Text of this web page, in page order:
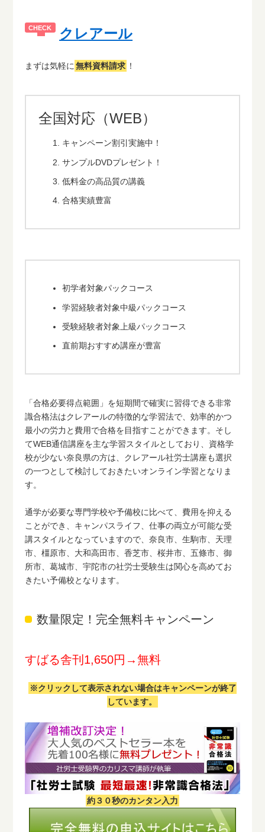
クレアール
まずは気軽に 無料資料請求 ！
全国対応（WEB）
キャンペーン割引実施中！
サンプルDVDプレゼント！
低料金の高品質の講義
合格実績豊富
初学者対象パックコース
学習経験者対象中級パックコース
受験経験者対象上級パックコース
直前期おすすめ講座が豊富
「合格必要得点範囲」を短期間で確実に習得できる非常
識合格法はクレアールの特徴的な学習法で、効率的かつ
最小の労力と費用で合格を目指すことができます。そし
てWEB通信講座を主な学習スタイルとしており、資格学
校が少ない奈良県の方は、クレアール社労士講座も選択
の一つとして検討しておきたいオンライン学習となりま
す。
通学が必要な専門学校や予備校に比べて、費用を抑える
ことができ、キャンパスライフ、仕事の両立が可能な受
講スタイルとなっていますので、奈良市、生駒市、天理
市、橿原市、大和高田市、香芝市、桜井市、五條市、御
所市、葛城市、宇陀市の社労士受験生は関心を高めてお
きたい予備校となります。
数量限定！完全無料キャンペーン
すばる舎刊1,650円→無料
※クリックして表示されない場合はキャンペーンが終了
しています。
約３０秒のカンタン入力